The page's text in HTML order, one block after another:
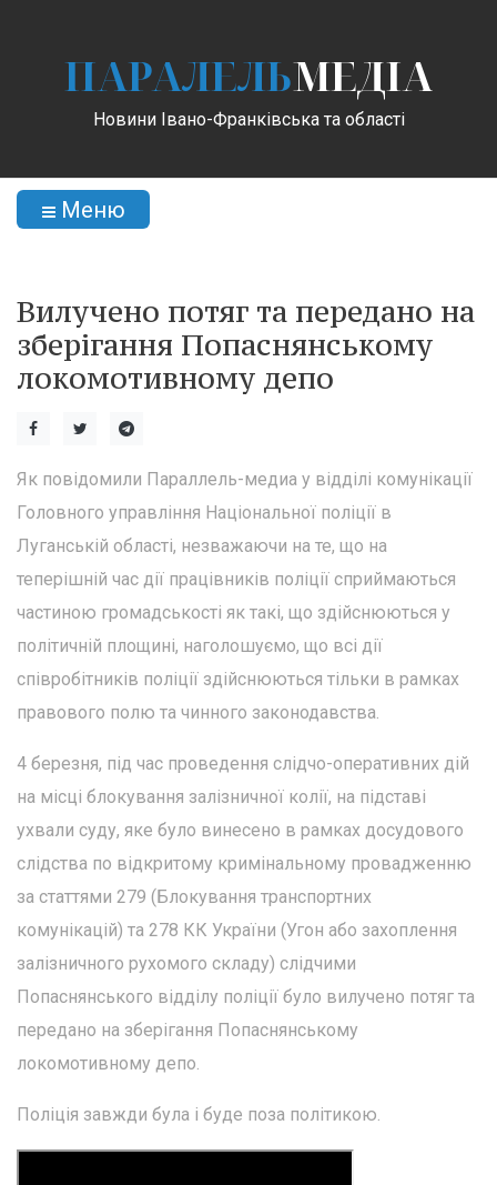
ПАРАЛЕЛЬМЕДІА
Новини Івано-Франківська та області
Меню
Вилучено потяг та передано на
зберігання Попаснянському
локомотивному депо
Як повідомили Параллель-медиа у відділі комунікації
Головного управління Національної поліції в
Луганській області, незважаючи на те, що на
теперішній час дії працівників поліції сприймаються
частиною громадськості як такі, що здійснюються у
політичній площині, наголошуємо, що всі дії
співробітників поліції здійснюються тільки в рамках
правового полю та чинного законодавства.
4 березня, під час проведення слідчо-оперативних дій
на місці блокування залізничної колії, на підставі
ухвали суду, яке було винесено в рамках досудового
слідства по відкритому кримінальному провадженню
за статтями 279 (Блокування транспортних
комунікацій) та 278 КК України (Угон або захоплення
залізничного рухомого складу) слідчими
Попаснянського відділу поліції було вилучено потяг та
передано на зберігання Попаснянському
локомотивному депо.
Поліція завжди була і буде поза політикою.